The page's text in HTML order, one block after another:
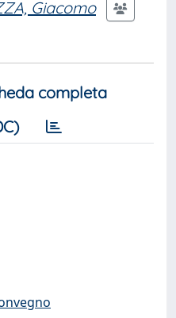
Giacomo
completa